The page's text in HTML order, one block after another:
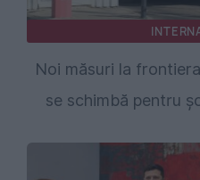
Noi măsuri la
se schimbă pentru